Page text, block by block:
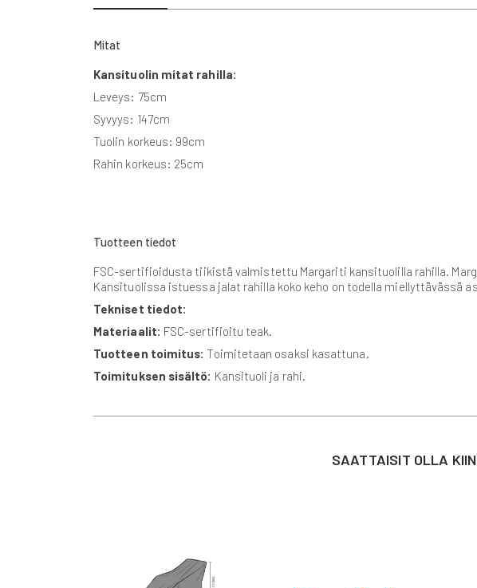
beginning
images
Mitat
Kansituolin mitat rahilla:
Leveys: 75cm
Syvyys: 147cm
Tuolin korkeus: 99cm
Rahin korkeus: 25cm
Tuotteen tiedot
FSC-sertifioidusta tiikistä valmistettu Margariti kansituolilla rahilla.
Kansituolissa istuessa jalat rahilla koko keho on todella
Tekniset tiedot:
Materiaalit: FSC-sertifioitu teak.
Tuotteen toimitus: Toimitetaan osaksi kasattuna.
Toimituksen sisältö: Kansituoli ja rahi.
SAATTAISIT OLLA